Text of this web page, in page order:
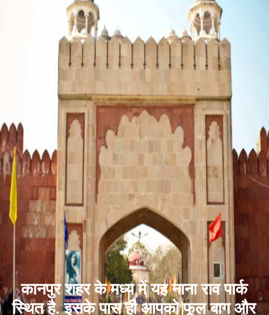
कानपुर शहर के मध्य में यह नाना राव पार्क
स्थित है. इसके पास ही आपको फूल बाग और